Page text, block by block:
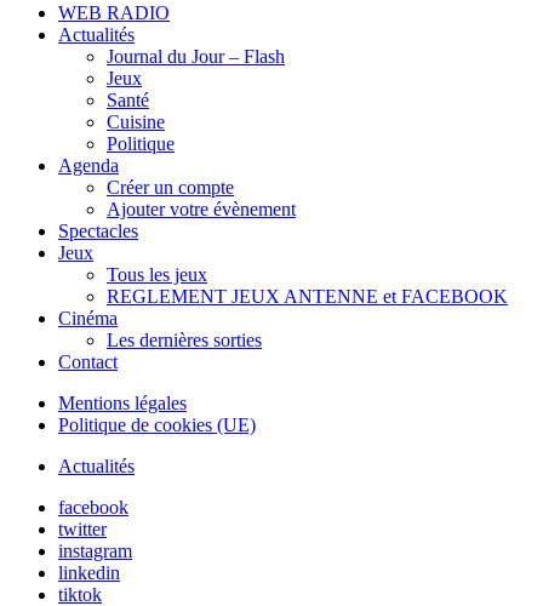
WEB RADIO
Actualités
Journal du Jour – Flash
Jeux
Santé
Cuisine
Politique
Agenda
Créer un compte
Ajouter votre évènement
Spectacles
Jeux
Tous les jeux
REGLEMENT JEUX ANTENNE et FACEBOOK
Cinéma
Les dernières sorties
Contact
Mentions légales
Politique de cookies (UE)
Actualités
facebook
twitter
instagram
linkedin
tiktok